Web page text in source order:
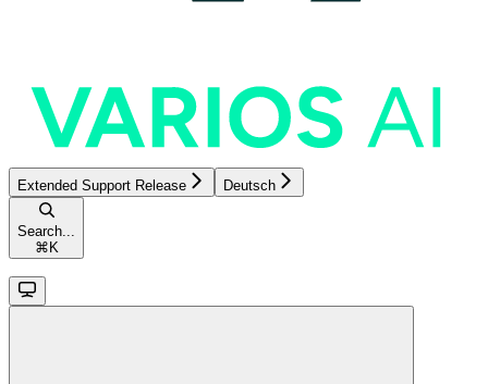
Extended Support Release Deutsch
Search...
⌘ K